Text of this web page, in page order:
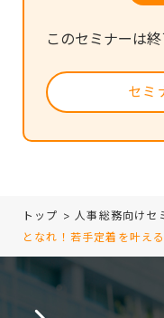
このセミナーは終
セミ
トップ >人事総務向けセ
となれ！若手定着を叶え